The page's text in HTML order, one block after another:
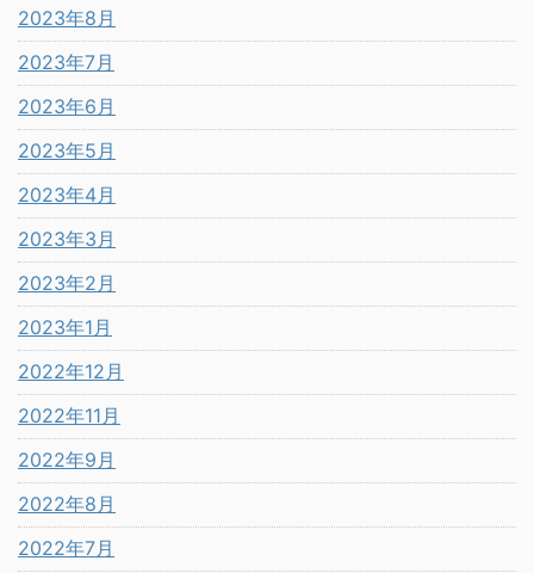
2023年8月
2023年7月
2023年6月
2023年5月
2023年4月
2023年3月
2023年2月
2023年1月
2022年12月
2022年11月
2022年9月
2022年8月
2022年7月